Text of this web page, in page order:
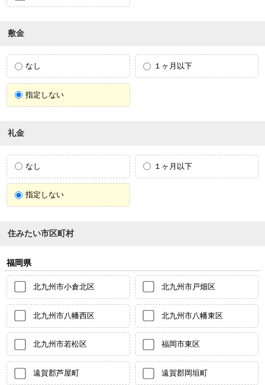
敷金
なし １ヶ月以下
指定しない
礼金
なし １ヶ月以下
指定しない
住みたい市区町村
福岡県
北九州市小倉北区 北九州市戸畑区
北九州市八幡西区 北九州市八幡東区
北九州市若松区 福岡市東区
遠賀郡芦屋町 遠賀郡岡垣町